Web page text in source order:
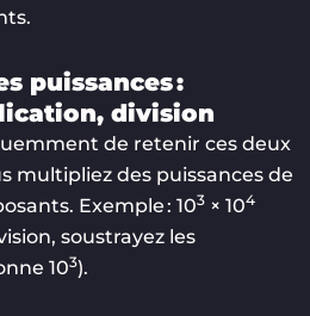
puissances :
division
de retenir ces deux
multipliez des puissances de
Exemple : 103 × 104
soustrayez les
103).